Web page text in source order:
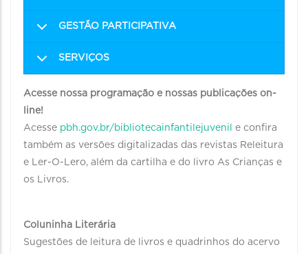
GESTÃO PARTICIPATIVA
SERVIÇOS
Acesse nossa programação e nossas publicações on-
line!
Acesse pbh.gov.br/bibliotecainfantilejuvenil
e confira
também as versões digitalizadas das revistas Releitura
e Ler-O-Lero, além da cartilha e do livro As Crianças e
os Livros.
Coluninha Literária
Sugestões de leitura de livros e quadrinhos do acervo